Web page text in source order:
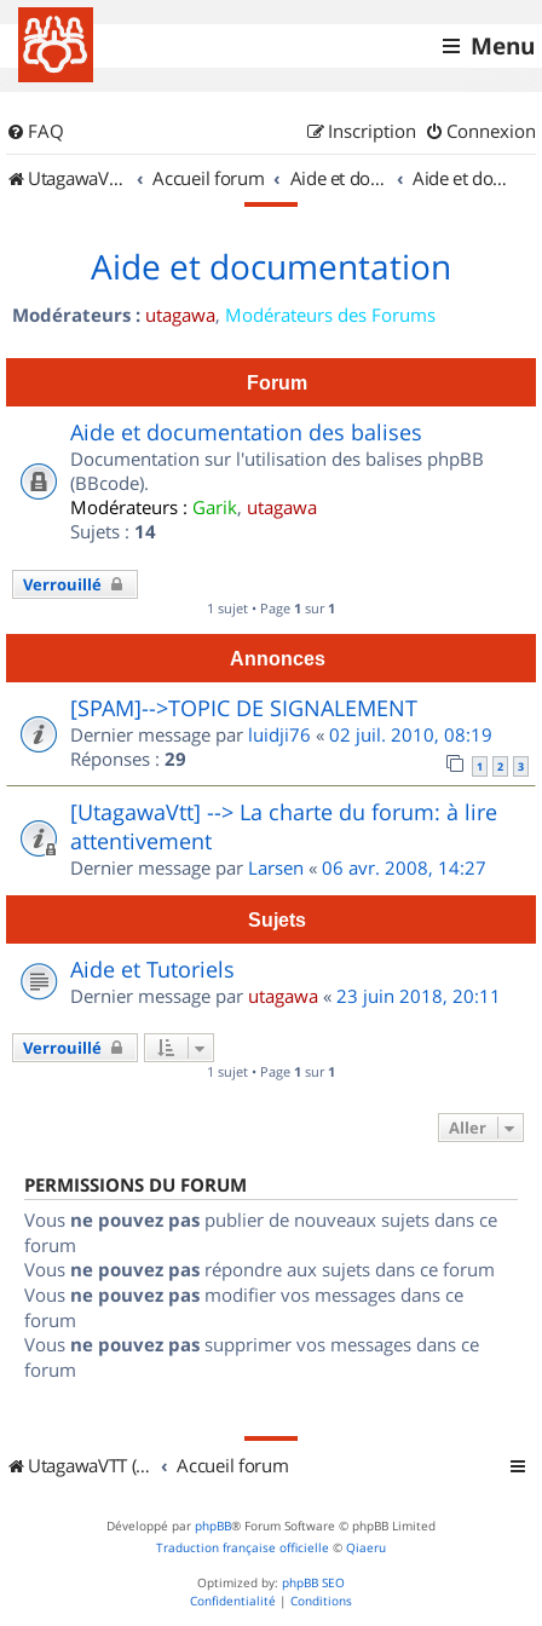
Menu
FAQ Connexion
Inscription
UtagawaVTT (Randos VTT et VTTAE avec traces GPS)
Accueil forum Aide et documentation Aide et documentation
Aide et documentation
Modérateurs : utagawa, Modérateurs des Forums
Forum
Aide et documentation des balises
Documentation sur l'utilisation des balises phpBB
(BBcode).
Modérateurs : Garik, utagawa
Sujets : 14
Verrouillé
1 sujet • Page 1 sur 1
Annonces
[SPAM]-->TOPIC DE SIGNALEMENT
Dernier message par luidji76 « 02 juil. 2010, 08:19
Réponses : 29 1 2 3
[UtagawaVtt] --> La charte du forum: à lire
attentivement
Dernier message par Larsen « 06 avr. 2008, 14:27
Sujets
Aide et Tutoriels
Dernier message par utagawa « 23 juin 2018, 20:11
Verrouillé
1 sujet • Page 1 sur 1
Aller
PERMISSIONS DU FORUM
Vous ne pouvez pas publier de nouveaux sujets dans ce
forum
Vous ne pouvez pas répondre aux sujets dans ce forum
Vous ne pouvez pas modifier vos messages dans ce
forum
Vous ne pouvez pas supprimer vos messages dans ce
forum
UtagawaVTT (Randos VTT et VTTAE avec traces GPS) Accueil forum
Développé par phpBB® Forum Software © phpBB Limited
Traduction française officielle © Qiaeru
Optimized by: phpBB SEO
Confidentialité | Conditions